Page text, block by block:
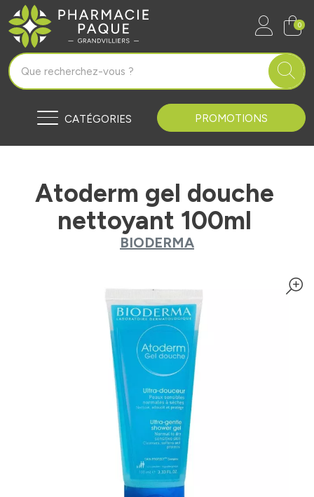
Pharmacie Paque Grandvilliers
0
CATÉGORIES PROMOTIONS
Atoderm gel douche
nettoyant 100ml
BIODERMA